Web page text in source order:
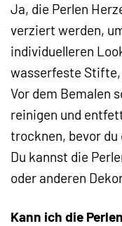
Ja, die Perlen
verziert werden,
individuelleren
wasserfeste
Vor dem Bemalen
reinigen und
trocknen, bevor
Du kannst die
oder anderen
Kann ich die